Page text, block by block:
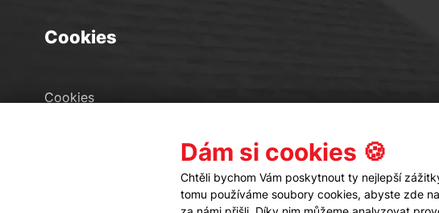
Cookies
Cookies
Dám si cookies 🍪
Chtěli bychom Vám poskytnout ty nejlepší
tomu používáme soubory cookies, abyste zde